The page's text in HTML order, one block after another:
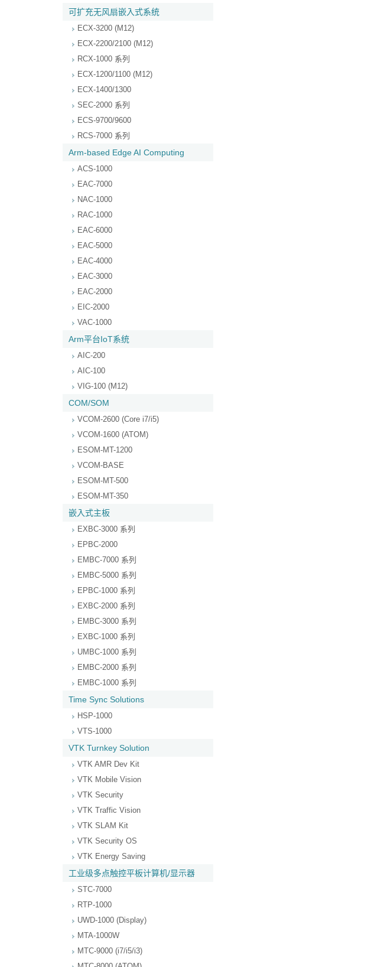
可扩充无风扇嵌入式系统
ECX-3200 (M12)
ECX-2200/2100 (M12)
RCX-1000 系列
ECX-1200/1100 (M12)
ECX-1400/1300
SEC-2000 系列
ECS-9700/9600
RCS-7000 系列
Arm-based Edge AI Computing
ACS-1000
EAC-7000
NAC-1000
RAC-1000
EAC-6000
EAC-5000
EAC-4000
EAC-3000
EAC-2000
EIC-2000
VAC-1000
Arm平台IoT系统
AIC-200
AIC-100
VIG-100 (M12)
COM/SOM
VCOM-2600 (Core i7/i5)
VCOM-1600 (ATOM)
ESOM-MT-1200
VCOM-BASE
ESOM-MT-500
ESOM-MT-350
嵌入式主板
EXBC-3000 系列
EPBC-2000
EMBC-7000 系列
EMBC-5000 系列
EPBC-1000 系列
EXBC-2000 系列
EMBC-3000 系列
EXBC-1000 系列
UMBC-1000 系列
EMBC-2000 系列
EMBC-1000 系列
Time Sync Solutions
HSP-1000
VTS-1000
VTK Turnkey Solution
VTK AMR Dev Kit
VTK Mobile Vision
VTK Security
VTK Traffic Vision
VTK SLAM Kit
VTK Security OS
VTK Energy Saving
工业级多点触控平板计算机/显示器
STC-7000
RTP-1000
UWD-1000 (Display)
MTA-1000W
MTC-9000 (i7/i5/i3)